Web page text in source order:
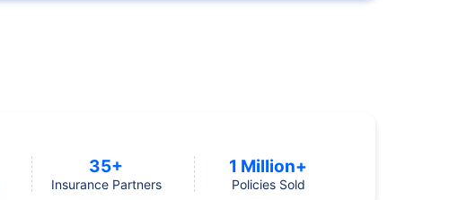
35+
Insurance Partners
1 Million+
Policies Sold